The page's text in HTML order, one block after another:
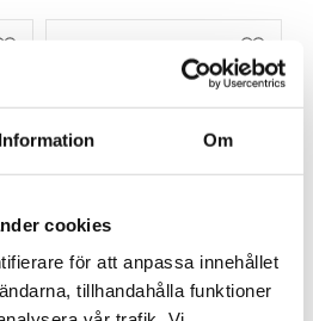
Information Om
cookies
för att anpassa innehållet
tillhandahålla funktioner
THULE FLUSH RAIL
EDGE FOTSATS 4-PACK
Lägg